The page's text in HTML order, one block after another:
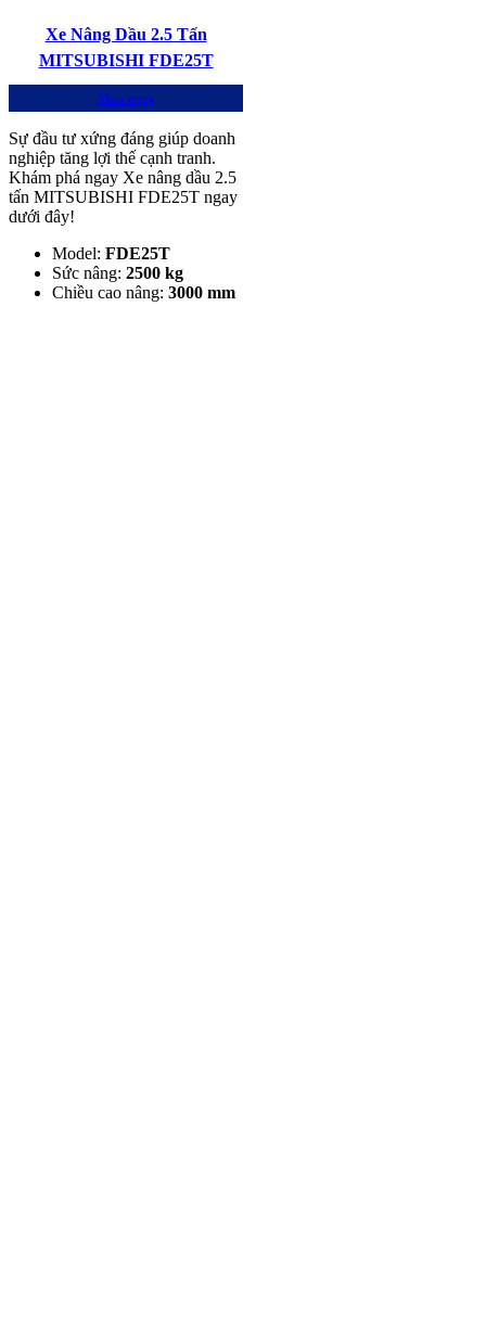
Xe Nâng Dầu 2.5 Tấn
MITSUBISHI FDE25T
Mua ngay
Sự đầu tư xứng đáng giúp doanh
nghiệp tăng lợi thế cạnh tranh.
Khám phá ngay Xe nâng dầu 2.5
tấn MITSUBISHI FDE25T ngay
dưới đây!
Model: FDE25T
Sức nâng: 2500 kg
Chiều cao nâng: 3000 mm